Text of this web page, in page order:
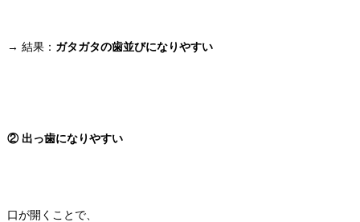
→ 結果： ガタガタの歯並びになりやすい
② 出っ歯になりやすい
口が開くことで、